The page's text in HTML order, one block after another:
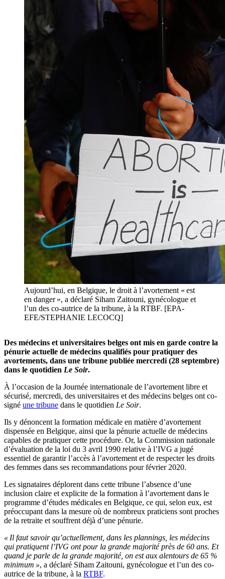
Aujourd’hui, en Belgique, le droit à l’avortement « est
en danger », a déclaré Siham Zaitouni, gynécologue et
l’un des co-autrice de la tribune, à la RTBF. [EPA-
EFE/STEPHANIE LECOCQ]
Des médecins et universitaires belges ont mis en garde contre la
pénurie actuelle de médecins qualifiés pour pratiquer des
avortements, dans une tribune publiée mercredi (28 septembre)
dans le quotidien Le Soir.
À l’occasion de la Journée internationale de l’avortement libre et
sécurisé, mercredi, des universitaires et des médecins belges ont co-
signé une tribune dans le quotidien Le Soir.
Ils y dénoncent la formation médicale en matière d’avortement
dispensée en Belgique, ainsi que la pénurie actuelle de médecins
capables de pratiquer cette procédure. Or, la Commission nationale
d’évaluation de la loi du 3 avril 1990 relative à l’IVG a jugé
essentiel de garantir l’accès à l’avortement et de respecter les droits
des femmes dans ses recommandations pour février 2020.
Les signataires déplorent dans cette tribune l’absence d’une
inclusion claire et explicite de la formation à l’avortement dans le
programme d’études médicales en Belgique, ce qui, selon eux, est
préoccupant dans la mesure où de nombreux praticiens sont proches
de la retraite et souffrent déjà d’une pénurie.
« Il faut savoir qu’actuellement, dans les plannings, les médecins
qui pratiquent l’IVG ont pour la grande majorité près de 60 ans. Et
quand je parle de la grande majorité, on est aux alentours de 65 %
minimum », a déclaré Siham Zaitouni, gynécologue et l’un des co-
autrice de la tribune, à la RTBF.